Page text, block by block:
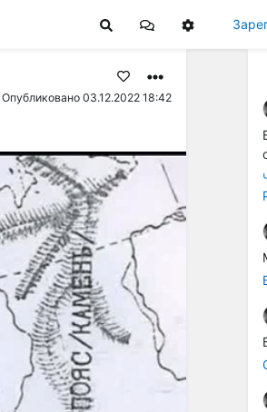
Опубликовано 03.12.2022 18:42